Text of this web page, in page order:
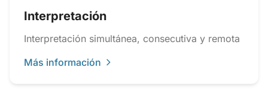
Interpretación
Interpretación simultánea, consecutiva y remota
Más información